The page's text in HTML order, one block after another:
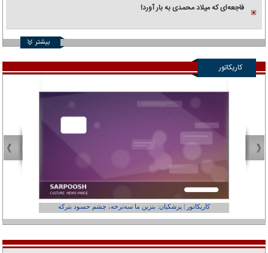
فاجعه‌ای که میلاد محمدی به بار آورد!
بیشتر
کاریکاتور
کاریکاتور | پزشکیان: بنزین ما سه‌نرخه، چشم حسود بترکه